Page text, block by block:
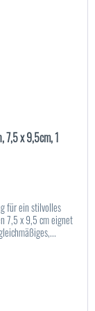
7,5 x 9,5cm, 1
für ein stilvolles
7,5 x 9,5 cm eignet